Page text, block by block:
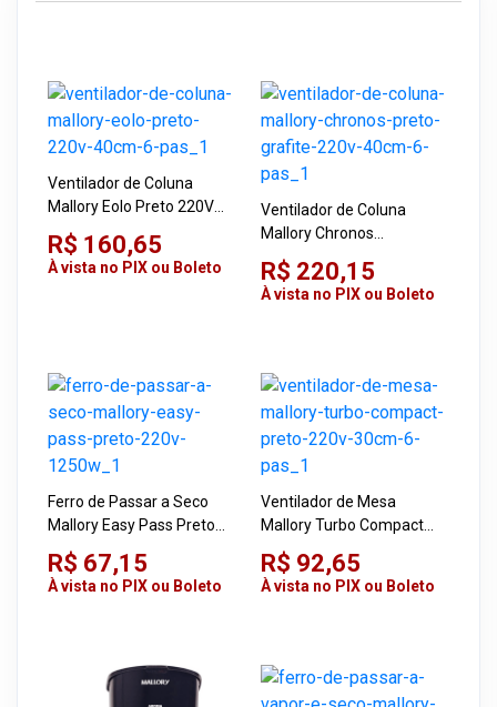
Ventilador de Coluna
Mallory Eolo Preto 220V
40cm 6 Pás
R$ 160,65
À vista no PIX ou Boleto
Ventilador de Coluna
Mallory Chronos
Preto/Grafite 220V 40cm 6
Pás
R$ 220,15
À vista no PIX ou Boleto
Ferro de Passar a Seco
Mallory Easy Pass Preto
220V 1250W
R$ 67,15
À vista no PIX ou Boleto
Ventilador de Mesa
Mallory Turbo Compact
Preto 220V 30cm 6 Pás
R$ 92,65
À vista no PIX ou Boleto